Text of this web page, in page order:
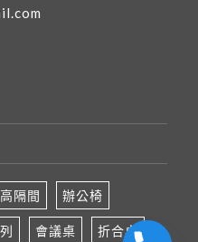
高隔間 辦公椅
會議桌 折合桌